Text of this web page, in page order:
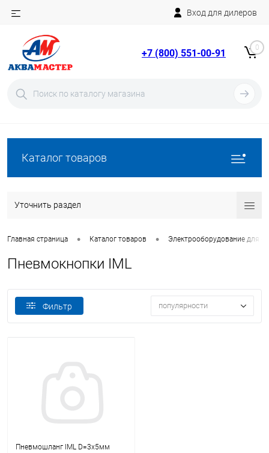
Вход для дилеров
+7 (800) 551-00-91 0
Каталог товаров
Уточнить раздел
Главная страница • Каталог товаров • Электрооборудование для
Пневмокнопки IML
Фильтр популярности
Пневмошланг IML D=3х5мм